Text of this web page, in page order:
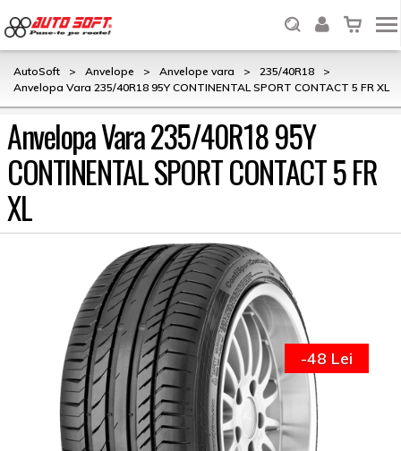
AutoSoft > Anvelope > Anvelope vara > 235/40R18
>
Anvelopa Vara 235/40R18 95Y CONTINENTAL SPORT CONTACT 5 FR XL
Anvelopa Vara 235/40R18 95Y
CONTINENTAL SPORT CONTACT 5 FR
XL
-48 Lei